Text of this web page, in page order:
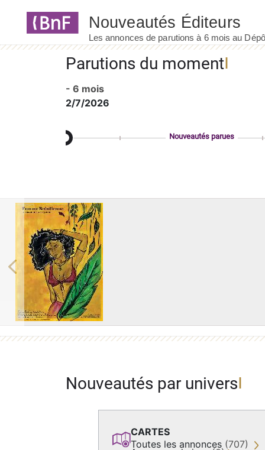
Parutions du moment
- 6 mois
2/7/2026
Nouveautés parues
Previous
Nouveautés par univers
CARTES
Toutes les annonces (707)